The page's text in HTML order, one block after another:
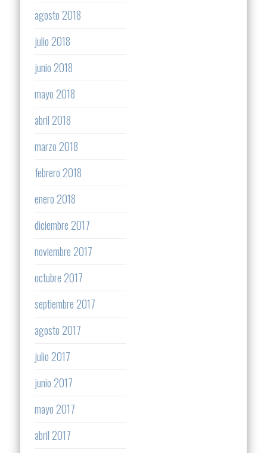
agosto 2018
julio 2018
junio 2018
mayo 2018
abril 2018
marzo 2018
febrero 2018
enero 2018
diciembre 2017
noviembre 2017
octubre 2017
septiembre 2017
agosto 2017
julio 2017
junio 2017
mayo 2017
abril 2017